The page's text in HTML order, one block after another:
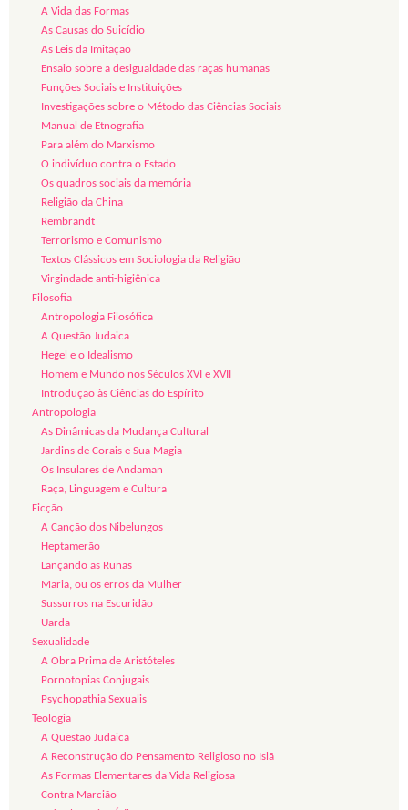
A Vida das Formas
As Causas do Suicídio
As Leis da Imitação
Ensaio sobre a desigualdade das raças humanas
Funções Sociais e Instituições
Investigações sobre o Método das Ciências Sociais
Manual de Etnografia
Para além do Marxismo
O indivíduo contra o Estado
Os quadros sociais da memória
Religião da China
Rembrandt
Terrorismo e Comunismo
Textos Clássicos em Sociologia da Religião
Virgindade anti-higiênica
Filosofia
Antropologia Filosófica
A Questão Judaica
Hegel e o Idealismo
Homem e Mundo nos Séculos XVI e XVII
Introdução às Ciências do Espírito
Antropologia
As Dinâmicas da Mudança Cultural
Jardins de Corais e Sua Magia
Os Insulares de Andaman
Raça, Linguagem e Cultura
Ficção
A Canção dos Nibelungos
Heptamerão
Lançando as Runas
Maria, ou os erros da Mulher
Sussurros na Escuridão
Uarda
Sexualidade
A Obra Prima de Aristóteles
Pornotopias Conjugais
Psychopathia Sexualis
Teologia
A Questão Judaica
A Reconstrução do Pensamento Religioso no Islã
As Formas Elementares da Vida Religiosa
Contra Marcião